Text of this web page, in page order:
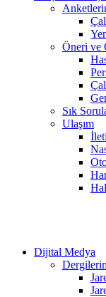
Öneri ve
Sık
Ulaşım
Dijital Medya